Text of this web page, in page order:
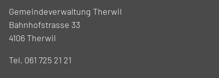
Gemeindeverwaltung Therwil
Bahnhofstrasse 33
4106 Therwil
Tel. 061 725 21 21